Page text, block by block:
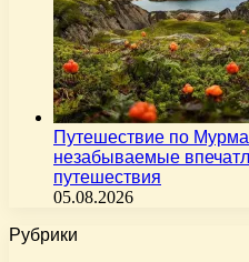
Путешествие по
незабываемые
путешествия
05.08.2026
Рубрики